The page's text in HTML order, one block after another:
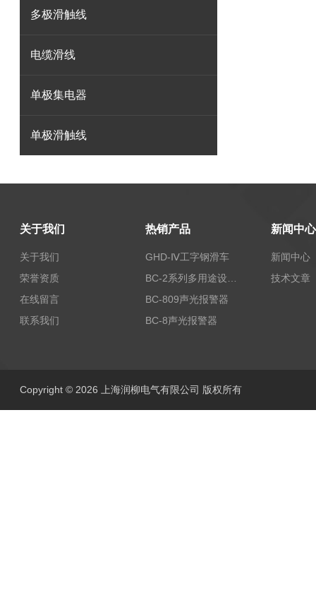
多极滑触线
电缆滑线
单极集电器
单极滑触线
关于我们
关于我们
荣誉资质
在线留言
联系我们
热销产品
GHD-Ⅳ工字钢滑车
BC-809声光报警器
BC-8声光报警器
新闻中心
新闻中心
技术文章
Copyright © 2026 上海润柳电气有限公司 版权所有